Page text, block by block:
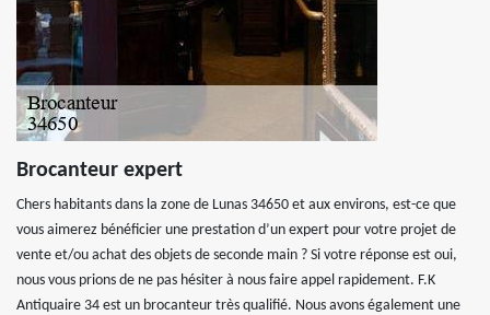
Brocanteur expert
Chers habitants dans la zone de Lunas 34650 et aux environs, est-ce que
vous aimerez bénéficier une prestation d’un expert pour votre projet de
vente et/ou achat des objets de seconde main ? Si votre réponse est oui,
nous vous prions de ne pas hésiter à nous faire appel rapidement. F.K
Antiquaire 34 est un brocanteur très qualifié. Nous avons également une